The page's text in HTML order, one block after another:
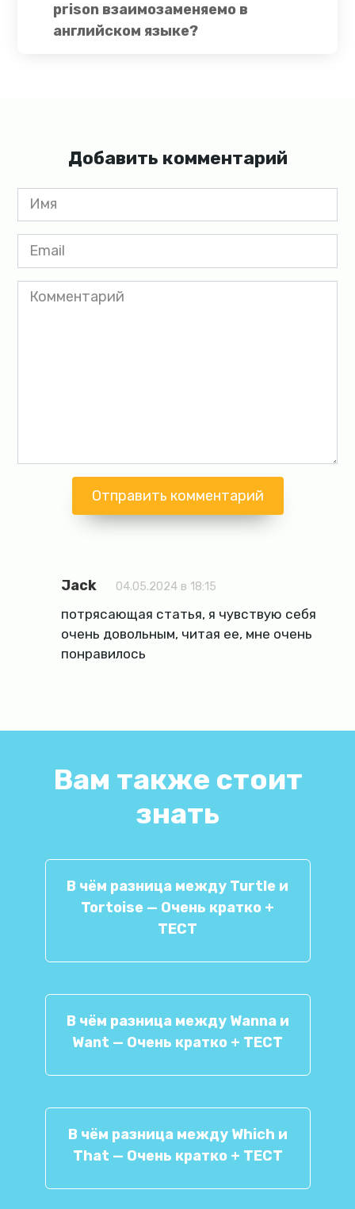
prison взаимозаменяемо в
английском языке?
Добавить комментарий
Имя
*
Email
*
Комментарий
Jack 04.05.2024 в 18:15
потрясающая статья, я чувствую себя
очень довольным, читая ее, мне очень
понравилось
Вам также стоит
знать
В чём разница между Turtle и
Tortoise — Очень кратко +
ТЕСТ
В чём разница между Wanna и
Want — Очень кратко + ТЕСТ
В чём разница между Which и
That — Очень кратко + ТЕСТ